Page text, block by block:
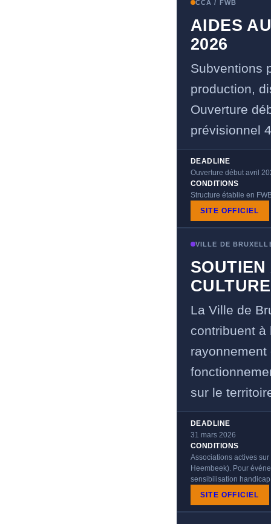
CCA / FWB
AIDES
2026
Subventions
production,
Ouverture
prévisionnel
DEADLINE
Ouverture début avril
CONDITIONS
Structure établie en
SITE OFFICIEL
VILLE DE
La Ville de
contribuent
sur le
DEADLINE
31 mars 2026
CONDITIONS
Associations actives
Heembeek). Pour
sensibilisation
SITE OFFICIEL